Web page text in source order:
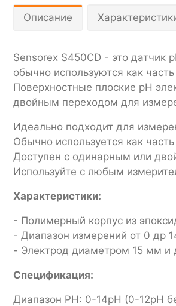
Описание
Sensorex S450CD - это датчик
обычно используются как часть
Поверхностные плоские pH
двойным переходом для
Идеально подходит для
Обычно используется как
Доступен с одинарным или
Используйте с любым
Характеристики:
- Полимерный корпус из
- Диапазон измерений от 0 др
- Электрод диаметром 15 мм и
Спецификация:
Диапазон PH: 0-14pH (0-12pH